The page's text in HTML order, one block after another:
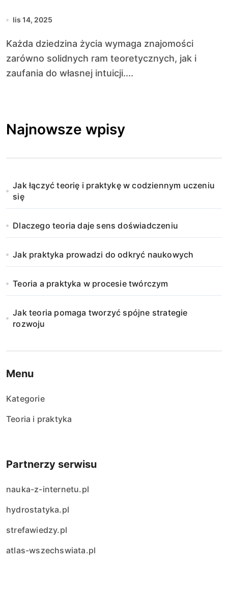
lis 14, 2025
Każda dziedzina życia wymaga znajomości
zarówno solidnych ram teoretycznych, jak i
zaufania do własnej intuicji....
Najnowsze wpisy
Jak łączyć teorię i praktykę w codziennym uczeniu
się
Dlaczego teoria daje sens doświadczeniu
Jak praktyka prowadzi do odkryć naukowych
Teoria a praktyka w procesie twórczym
Jak teoria pomaga tworzyć spójne strategie
rozwoju
Menu
Kategorie
Teoria i praktyka
Partnerzy serwisu
nauka-z-internetu.pl
hydrostatyka.pl
strefawiedzy.pl
atlas-wszechswiata.pl